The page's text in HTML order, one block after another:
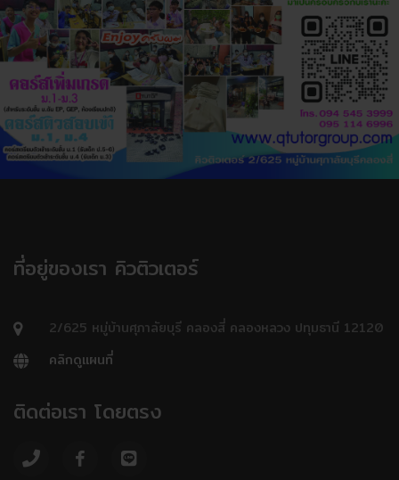
ที่อยู่ของเรา คิวติวเตอร์
2/625 หมู่บ้านศุภาลัยบุรี คลองสี่ คลองหลวง ปทุมธานี 12120
คลิกดูแผนที่
ติดต่อเรา โดยตรง